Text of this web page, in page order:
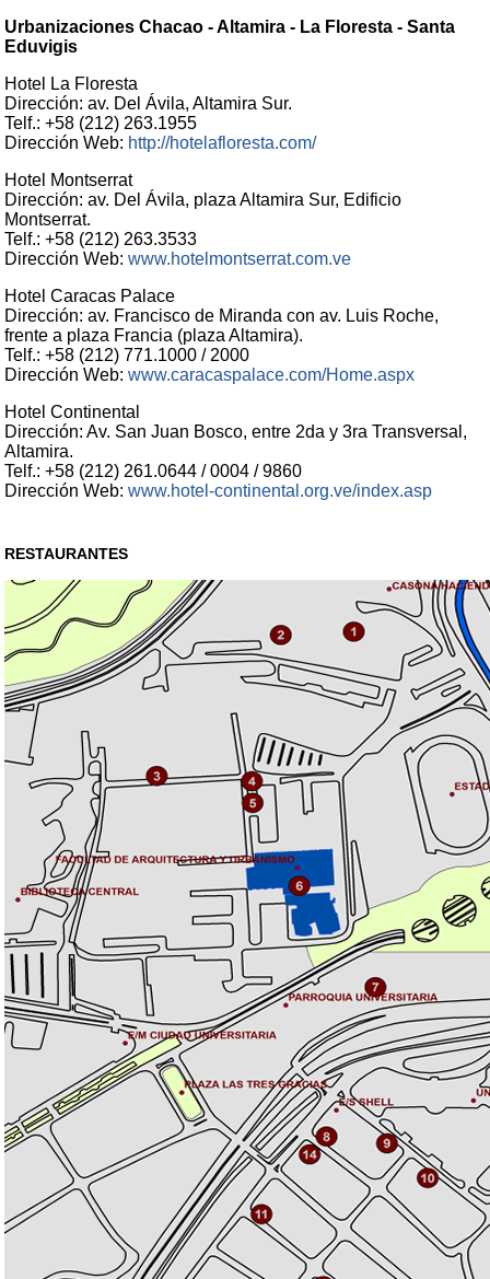
Urbanizaciones Chacao - Altamira - La Floresta - Santa
Eduvigis
Hotel La Floresta
Dirección: av. Del Ávila, Altamira Sur.
Telf.: +58 (212) 263.1955
Dirección Web: http://hotelafloresta.com/
Hotel Montserrat
Dirección: av. Del Ávila, plaza Altamira Sur, Edificio
Montserrat.
Telf.: +58 (212) 263.3533
Dirección Web:www.hotelmontserrat.com.ve
Hotel Caracas Palace
Dirección: av. Francisco de Miranda con av. Luis Roche,
frente a plaza Francia (plaza Altamira).
Telf.: +58 (212) 771.1000 / 2000
Dirección Web:www.caracaspalace.com/Home.aspx
Hotel Continental
Dirección: Av. San Juan Bosco, entre 2da y 3ra Transversal,
Altamira.
Telf.: +58 (212) 261.0644 / 0004 / 9860
Dirección Web:www.hotel-continental.org.ve/index.asp
RESTAURANTES